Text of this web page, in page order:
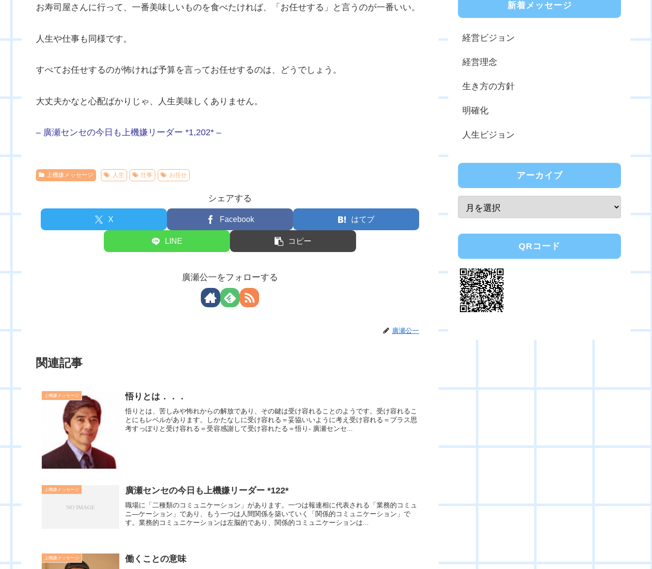
お寿司屋さんに行って、一番美味しいものを食べたければ、「お任せする」と言うのが一番いい。
人生や仕事も同様です。
すべてお任せするのが怖ければ予算を言ってお任せするのは、どうでしょう。
大丈夫かなと心配ばかりじゃ、人生美味しくありません。
– 廣瀬センセの今日も上機嫌リーダー *1,202* –
上機嫌メッセージ 人生 仕事 お任せ
シェアする
X Facebook はてブ
LINE コピー
廣瀬公一をフォローする
廣瀬公一
関連記事
上機嫌メッセージ 悟りとは．．．
悟りとは、苦しみや怖れからの解放であり、その鍵は受け容れることのようです。受け容れるこ
とにもレベルがあります。しかたなしに受け容れる＝妥協いいように考え受け容れる＝プラス思
考すっぽりと受け容れる＝受容感謝して受け容れたる＝悟り- 廣瀬センセ...
上機嫌メッセージ 廣瀬センセの今日も上機嫌リーダー *122*
職場に「二種類のコミュニケーション」があります。一つは報連相に代表される「業務的コミュ
ニ―ケーション」であり、もう一つは人間関係を築いていく「関係的コミュニケーション」で
す。業務的コミュニケーションは左脳的であり、関係的コミュニケーションは...
上機嫌メッセージ 働くことの意味
新着メッセージ
経営ビジョン
経営理念
生き方の方針
明確化
人生ビジョン
アーカイブ
QRコード